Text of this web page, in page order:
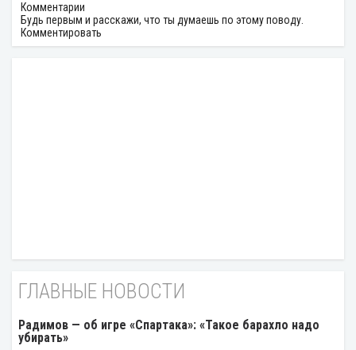
Комментарии
Будь первым и расскажи, что ты думаешь по этому поводу.
Комментировать
ГЛАВНЫЕ НОВОСТИ
Радимов — об игре «Спартака»: «Такое барахло надо
убирать»